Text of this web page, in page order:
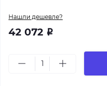
Нашли дешевле?
42 072 Р